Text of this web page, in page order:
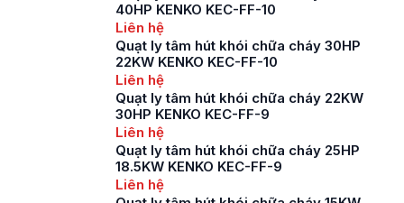
40HP KENKO KEC-FF-10
Liên hệ
Quạt ly tâm hút khói chữa cháy 30HP
22KW KENKO KEC-FF-10
Liên hệ
Quạt ly tâm hút khói chữa cháy 22KW
30HP KENKO KEC-FF-9
Liên hệ
Quạt ly tâm hút khói chữa cháy 25HP
18.5KW KENKO KEC-FF-9
Liên hệ